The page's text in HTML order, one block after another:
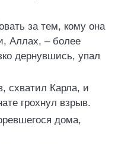
за тем, кому она
Аллах, – более
дернувшись, упал
схватил Карла, и
грохнул взрыв.
дома,